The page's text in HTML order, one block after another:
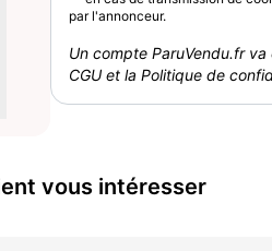
par l'annonceur.
Un compte ParuVendu.fr
CGU et la Politique de
vous intéresser